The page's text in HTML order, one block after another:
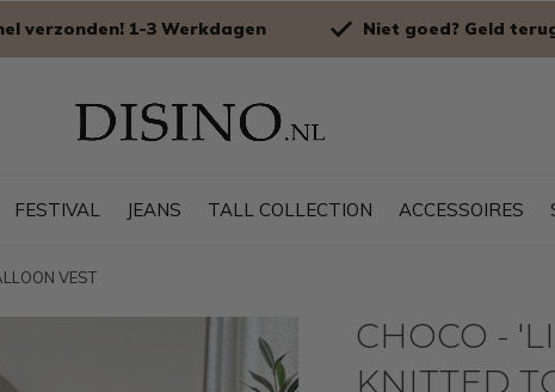
FESTIVAL JEANS TALL COLLECTION ACCESSOIRES
verzonden! 1-3 Werkdagen Niet goed? Geld
VEST
CHOCO -
KNITTED